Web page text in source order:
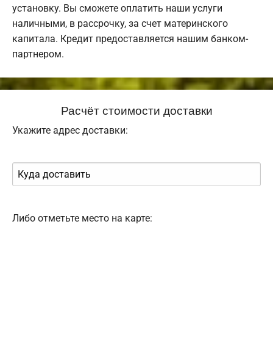
установку. Вы сможете оплатить наши услуги
наличными, в рассрочку, за счет материнского
капитала. Кредит предоставляется нашим банком-
партнером.
Расчёт стоимости доставки
Укажите адрес доставки:
Либо отметьте место на карте: